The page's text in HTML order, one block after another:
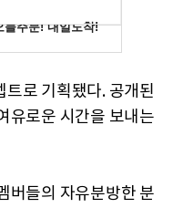
로 기획됐다. 공개된
유로운 시간을 보내는
버들의 자유분방한 분